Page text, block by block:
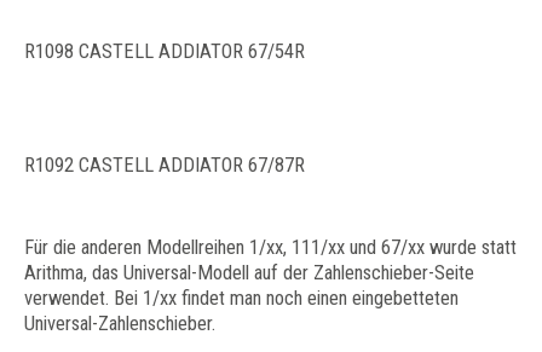
R1098 CASTELL ADDIATOR 67/54R
R1092 CASTELL ADDIATOR 67/87R
Für die anderen Modellreihen 1/xx, 111/xx und 67/xx wurde statt
Arithma, das Universal-Modell auf der Zahlenschieber-Seite
verwendet. Bei 1/xx findet man noch einen eingebetteten
Universal-Zahlenschieber.